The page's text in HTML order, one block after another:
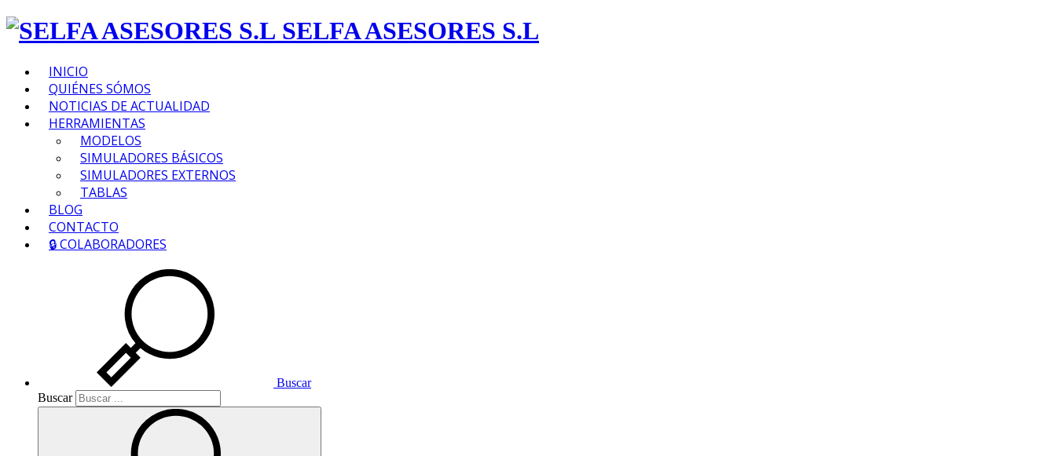
SELFA ASESORES S.L
INICIO
QUIÉNES SÓMOS
NOTICIAS DE ACTUALIDAD
HERRAMIENTAS
MODELOS
SIMULADORES BÁSICOS
SIMULADORES EXTERNOS
TABLAS
BLOG
CONTACTO
🔒 COLABORADORES
Buscar
Buscar